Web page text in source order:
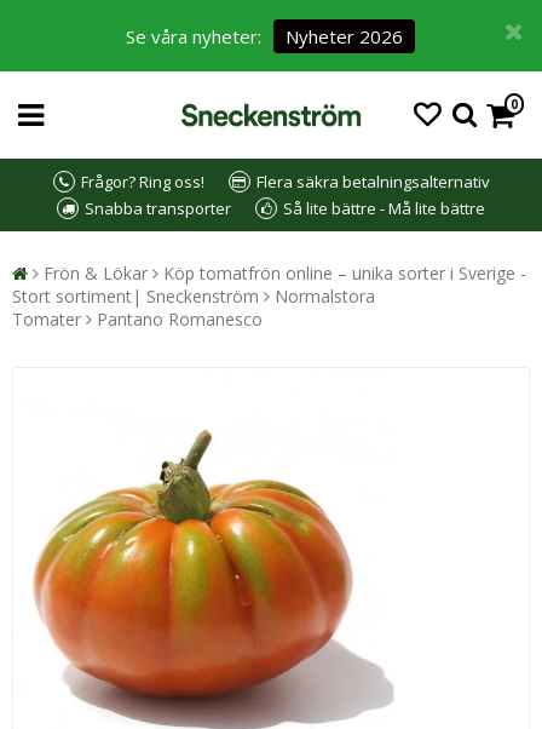
Se våra nyheter: Nyheter 2026
0
Frågor? Ring oss!
Flera säkra betalningsalternativ
Snabba transporter
Så lite bättre - Må lite bättre
Frön & Lökar
Köp tomatfrön online – unika sorter i Sverige -
Stort sortiment| Sneckenström
Normalstora
Tomater
Pantano Romanesco